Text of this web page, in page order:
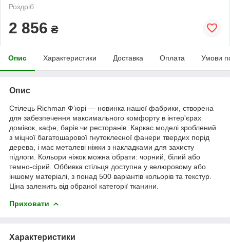
Роздріб
2 856 ₴
Опис Характеристики Доставка Оплата Умови
Опис
Стілець Richman Ф’юрі — новинка нашої фабрики, створена
для забезпечення максимального комфорту в інтер'єрах
домівок, кафе, барів чи ресторанів. Каркас моделі зроблений
з міцної багатошарової гнутоклеєної фанери твердих порід
дерева, і має металеві ніжки з накладками для захисту
підлоги. Кольори ніжок можна обрати: чорний, білий або
темно-сірий. Оббивка стільця доступна у велюровому або
іншому матеріалі, з понад 500 варіантів кольорів та текстур.
Ціна залежить від обраної категорії тканини.
Приховати
Характеристики